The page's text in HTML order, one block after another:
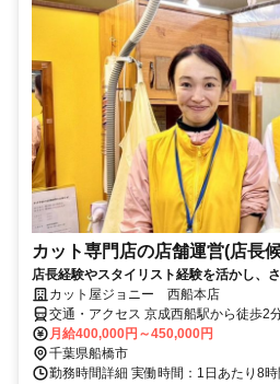
カット専門店の店舗運営(店長
店長経験やスタイリスト経験を活かし、
カット屋ジョニー 西船本店
交通・アクセス 京成西船駅から徒歩2
月給400,000円～450,000円
千葉県船橋市
勤務時間詳細 実働時間：1日あたり8